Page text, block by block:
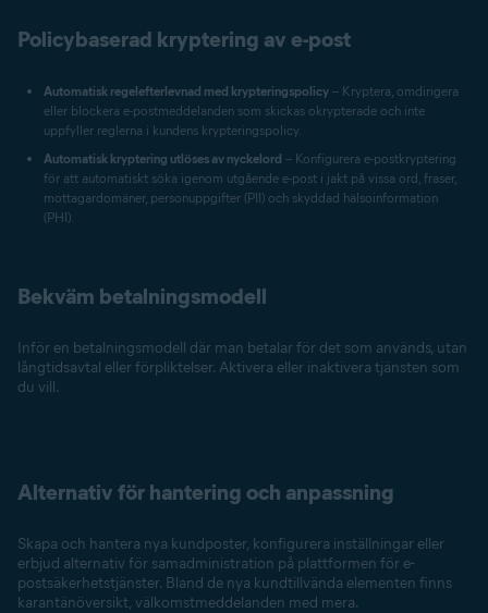
Policybaserad kryptering av e-post
Automatisk regelefterlevnad med krypteringspolicy – Kryptera, omdirigera
eller blockera e-postmeddelanden som skickas okrypterade och inte
uppfyller reglerna i kundens krypteringspolicy.
Automatisk kryptering utlöses av nyckelord – Konfigurera e-postkryptering
för att automatiskt söka igenom utgående e-post i jakt på vissa ord, fraser,
mottagardomäner, personuppgifter (PII) och skyddad hälsoinformation
(PHI).
Bekväm betalningsmodell
Inför en betalningsmodell där man betalar för det som används, utan
långtidsavtal eller förpliktelser. Aktivera eller inaktivera tjänsten som
du vill.
Alternativ för hantering och anpassning
Skapa och hantera nya kundposter, konfigurera inställningar eller
erbjud alternativ för samadministration på plattformen för e-
postsäkerhetstjänster. Bland de nya kundtillvända elementen finns
karantänöversikt, välkomstmeddelanden med mera.